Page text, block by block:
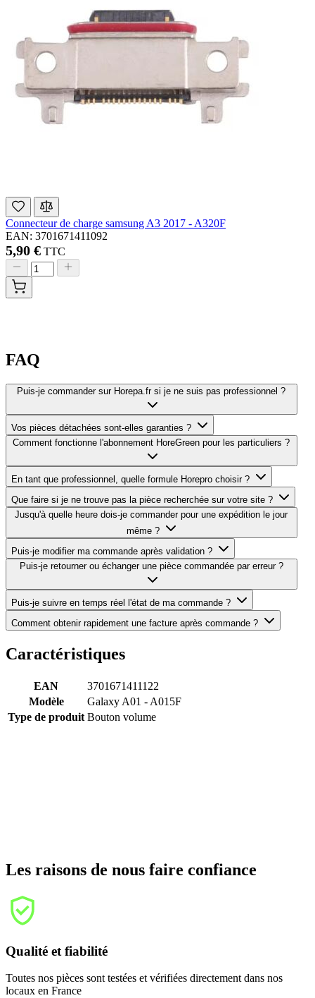
Connecteur de charge samsung A3 2017 - A320F
EAN: 3701671411092
5,90 € TTC
FAQ
Puis-je commander sur Horepa.fr si je ne suis pas professionnel ?
Vos pièces détachées sont-elles garanties ?
Comment fonctionne l'abonnement HoreGreen pour les particuliers ?
En tant que professionnel, quelle formule Horepro choisir ?
Que faire si je ne trouve pas la pièce recherchée sur votre site ?
Jusqu'à quelle heure dois-je commander pour une expédition le jour
même ?
Puis-je modifier ma commande après validation ?
Puis-je retourner ou échanger une pièce commandée par erreur ?
Puis-je suivre en temps réel l'état de ma commande ?
Comment obtenir rapidement une facture après commande ?
Caractéristiques
EAN
3701671411122
Modèle
Galaxy A01 - A015F
Type de produit Bouton volume
Les raisons de nous faire confiance
Qualité et fiabilité
Toutes nos pièces sont testées et vérifiées directement dans nos
locaux en France